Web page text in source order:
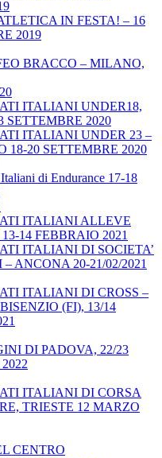
IN FESTA! – 16
2019
BRACCO – MILANO,
ITALIANI UNDER18,
SETTEMBRE 2020
ITALIANI UNDER 23 –
18-20 SETTEMBRE 2020
di Endurance 17-18
ITALIANI ALLEVE
14 FEBBRAIO 2021
ITALIANI DI SOCIETA’
ANCONA 20-21/02/2021
ITALIANI DI CROSS –
(FI), 13/14
DI PADOVA, 22/23
ITALIANI DI CORSA
TRIESTE 12 MARZO
CENTRO